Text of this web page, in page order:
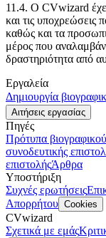
11.4. Ο CVwizard
και τις
καθώς και τα
μέρος που
δραστηριότητα από
Εργαλεία
Δημιουργία
Αιτήσεις εργασίας
Πηγές
Πρότυπα βιογραφικού
συνοδευτικής
επιστολήςΆρθρα
Υποστήριξη
Συχνές ερωτήσεις
Απορρήτου Cookies
CVwizard
Σχετικά με εμάς